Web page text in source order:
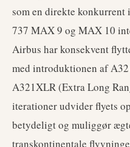
som en direkte konkurrent
737 MAX 9 og MAX 10
Airbus har konsekvent
med introduktionen af
A321XLR (Extra Long
iterationer udvider flyets
betydeligt og muliggør
transkontinentale